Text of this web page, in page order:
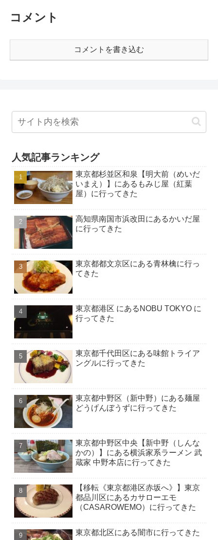
コメント
コメントを書き込む
人気記事ランキング
東京都杉並区和泉【明大前（めいだ
いまえ）】にあるもみじ屋（紅葉
屋）に行ってきた
高知県南国市浜改田にあるかいだ屋
に行ってきた
東京都都文京区にある青林檎に行っ
てきた
東京都港区 にあるNOBU TOKYO に
行ってきた
東京都千代田区にある味館トライア
ングルに行ってきた
東京都中野区（新中野）にある麺屋
どうげんぼうずに行ってきた
東京都中野区中央【新中野（しんな
かの）】にある横浜家系ラーメン 武
蔵家 中野本店に行ってきた
【移転《東京都港区赤坂へ》】東京
都品川区にあるカサローエモ
（CASAROWEMO）に行ってきた
東京都北区にある闇市に行ってきた